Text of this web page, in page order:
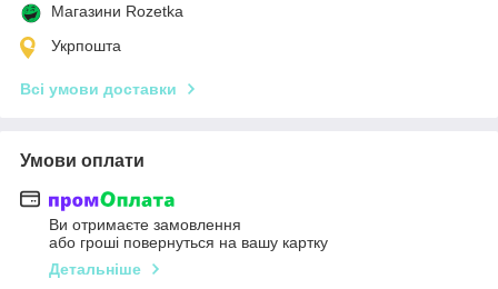
Магазини Rozetka
Укрпошта
Всі умови доставки
Умови оплати
Ви отримаєте замовлення
або гроші повернуться на вашу картку
Детальніше